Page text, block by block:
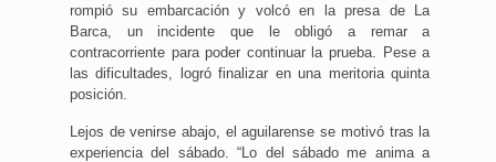
rompió su embarcación y volcó en la presa de La
Barca, un incidente que le obligó a remar a
contracorriente para poder continuar la prueba. Pese a
las dificultades, logró finalizar en una meritoria quinta
posición.
Lejos de venirse abajo, el aguilarense se motivó tras la
experiencia del sábado. “Lo del sábado me anima a